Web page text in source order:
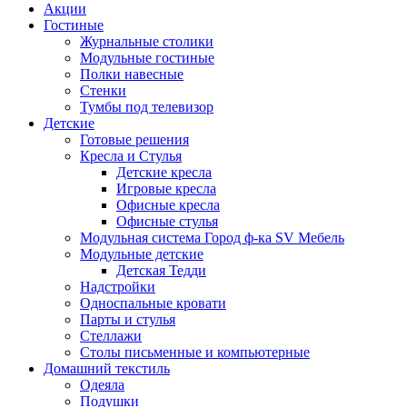
Акции
Гостиные
Журнальные столики
Модульные гостиные
Полки навесные
Стенки
Тумбы под телевизор
Детские
Готовые решения
Кресла и Стулья
Детские кресла
Игровые кресла
Офисные кресла
Офисные стулья
Модульная система Город ф-ка SV Мебель
Модульные детские
Детская Тедди
Надстройки
Односпальные кровати
Парты и стулья
Стеллажи
Столы письменные и компьютерные
Домашний текстиль
Одеяла
Подушки